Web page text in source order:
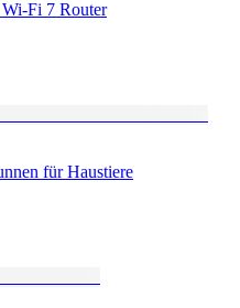
Fi 7 Router
für Haustiere